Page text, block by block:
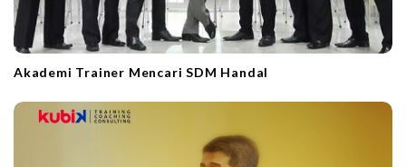
Akademi Trainer Mencari SDM Handal